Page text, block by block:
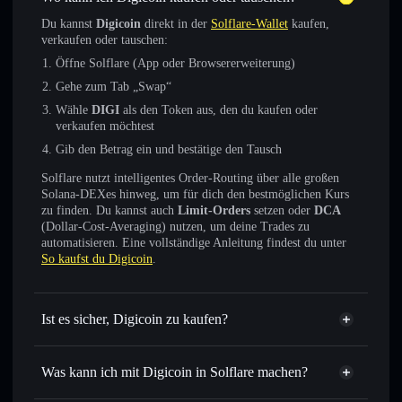
Du kannst Digicoin direkt in der Solflare-Wallet kaufen,
verkaufen oder tauschen:
Öffne Solflare (App oder Browsererweiterung)
Gehe zum Tab „Swap“
Wähle DIGI als den Token aus, den du kaufen oder
verkaufen möchtest
Gib den Betrag ein und bestätige den Tausch
Solflare nutzt intelligentes Order-Routing über alle großen
Solana-DEXes hinweg, um für dich den bestmöglichen Kurs
zu finden. Du kannst auch Limit-Orders setzen oder DCA
(Dollar-Cost-Averaging) nutzen, um deine Trades zu
automatisieren. Eine vollständige Anleitung findest du unter
So kaufst du Digicoin.
Ist es sicher, Digicoin zu kaufen?
Digicoin verifizierter Token
Was kann ich mit Digicoin in Solflare machen?
Digicoin
Solflare-Wallet